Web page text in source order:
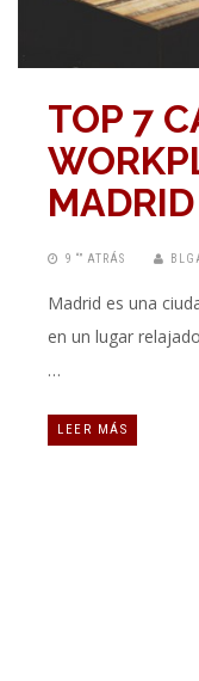
TOP 7
MADRID
9 “” ATRÁS
Madrid es una
en un lugar
…
LEER MÁS